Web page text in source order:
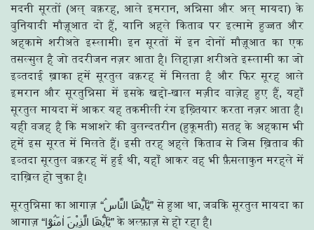
मदनी सूरतों (अल् बक़रह, आले इमरान, अन्निसा और अल् मायदा) के
बुनियादी मौज़ूआत दो हैं, यानि अहले किताब पर इत्मामे हुज्जत और
अहकामे शरीअते इस्लामी। इन सूरतों में इन दोनों मौज़ूआत का एक
तसल्सुल है जो तदरीजन नज़र आता है। लिहाज़ा शरीअते इस्लामी का जो
इब्तदाई ख़ाका हमें सूरतुल बक़रह में मिलता है और फिर सूरह आले
इमरान और सूरतुन्निसा में इसके खद्दो-खाल मज़ीद वाज़ेह हुए हैं, यहाँ
सूरतुल मायदा में आकर यह तकमीली रंग इख़्तियार करता नज़र आता है।
यही वजह है कि मआशरे की बुलन्दतरीन (हुकूमती) सतह के अहकाम भी
हमें इस सूरत में मिलते हैं। इसी तरह अहले किताब से जिस ख़िताब की
इब्तदा सूरतुल बक़रह में हुई थी, यहाँ आकर वह भी फ़ैसलाकुन मरहले में
दाख़िल हो चुका है।
सूरतुन्निसा का आगाज़ “يٰٓاَيُّھَا النَّاسُ” से हुआ था, जबकि सूरतुल मायदा का
आगाज़ “يٰٓاَيُّھَا الَّذِيْنَ اٰمَنُوْٓا” के अल्फ़ाज़ से हो रहा है।